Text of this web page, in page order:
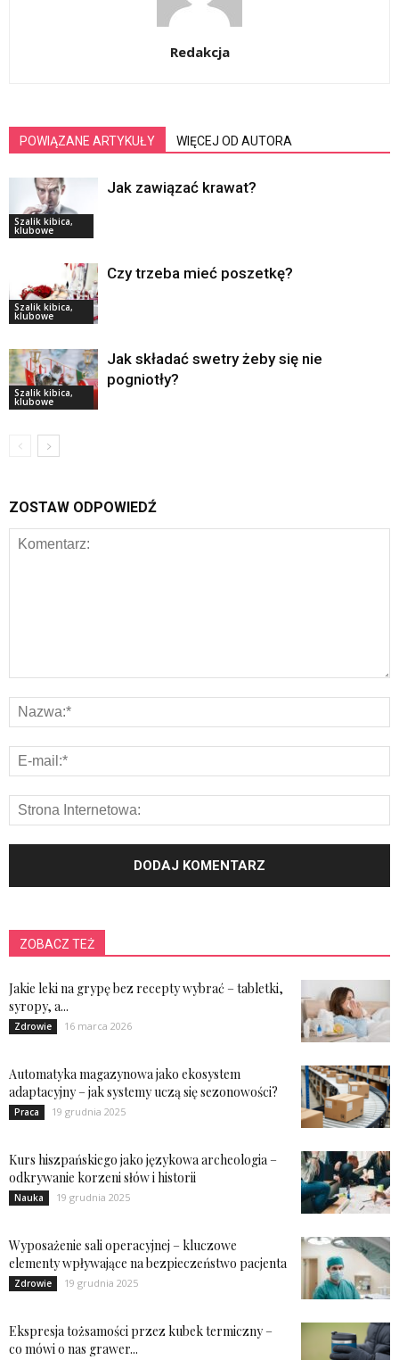
Redakcja
POWIĄZANE ARTYKUŁY WIĘCEJ OD AUTORA
Szalik kibica,
klubowe
Jak zawiązać krawat?
Szalik kibica,
klubowe
Czy trzeba mieć poszetkę?
Szalik kibica,
klubowe
Jak składać swetry żeby się nie
pogniotły?
ZOSTAW ODPOWIEDŹ
ZOBACZ TEŻ
Jakie leki na grypę bez recepty wybrać – tabletki,
syropy, a...
Zdrowie 16 marca 2026
Automatyka magazynowa jako ekosystem
adaptacyjny – jak systemy uczą się sezonowości?
Praca 19 grudnia 2025
Kurs hiszpańskiego jako językowa archeologia –
odkrywanie korzeni słów i historii
Nauka 19 grudnia 2025
Wyposażenie sali operacyjnej – kluczowe
elementy wpływające na bezpieczeństwo pacjenta
Zdrowie 19 grudnia 2025
Ekspresja tożsamości przez kubek termiczny –
co mówi o nas grawer...